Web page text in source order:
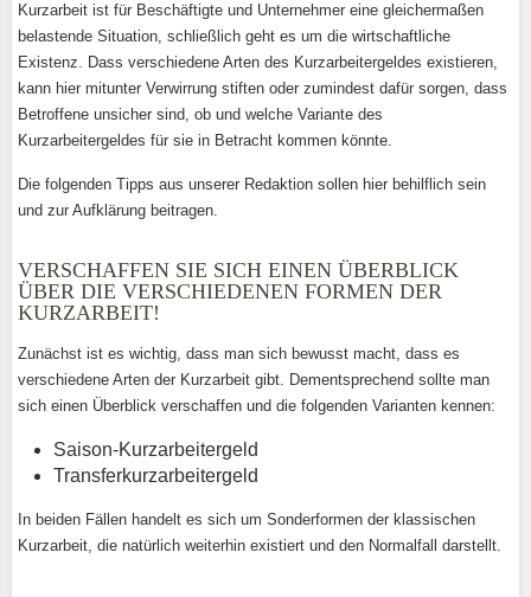
Kurzarbeit ist für Beschäftigte und Unternehmer eine gleichermaßen
belastende Situation, schließlich geht es um die wirtschaftliche
Existenz. Dass verschiedene Arten des Kurzarbeitergeldes existieren,
kann hier mitunter Verwirrung stiften oder zumindest dafür sorgen, dass
Betroffene unsicher sind, ob und welche Variante des
Kurzarbeitergeldes für sie in Betracht kommen könnte.
Die folgenden Tipps aus unserer Redaktion sollen hier behilflich sein
und zur Aufklärung beitragen.
VERSCHAFFEN SIE SICH EINEN ÜBERBLICK
ÜBER DIE VERSCHIEDENEN FORMEN DER
KURZARBEIT!
Zunächst ist es wichtig, dass man sich bewusst macht, dass es
verschiedene Arten der Kurzarbeit gibt. Dementsprechend sollte man
sich einen Überblick verschaffen und die folgenden Varianten kennen:
Saison-Kurzarbeitergeld
Transferkurzarbeitergeld
In beiden Fällen handelt es sich um Sonderformen der klassischen
Kurzarbeit, die natürlich weiterhin existiert und den Normalfall darstellt.